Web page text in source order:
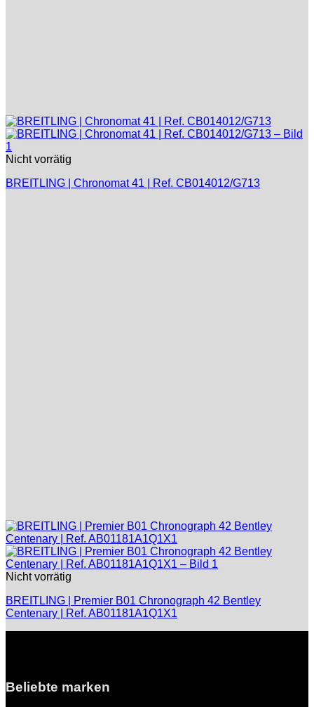
Nicht vorrätig
BREITLING | Chronomat 41 | Ref. CB014012/G713
Nicht vorrätig
BREITLING | Premier B01 Chronograph 42 Bentley
Centenary | Ref. AB01181A1Q1X1
Beliebte marken